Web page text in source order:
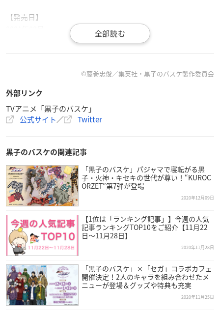
【発売日】
ゼッケン型外袋 約W80xH120mm
【生産エリア】
中国
ポリエステル100%
【バンダイ】黒子たちが着用するゼッケンをモチーフにし
たエコバッグが登場！
バッグを折り畳みころんとしたコンパクトな形で収納し、
付属のカラビナでストラップとして持ち歩くことも可能な
アイテムです。https://t.co/txQFwiANck
er.com/3JcMlPN95o
— アニメ黒子のバスケ (@kurobasanime)December 11, 2
020
©︎藤巻忠俊／集英社・黒子のバスケ製作委員会
外部リンク
TVアニメ「黒子のバスケ」
公式サイト／ Twitter
黒子のバスケの関連記事
「黒子のバスケ」パジャマで寝転がる黒
子・火神・キセキの世代が尊い！“KUROC
ORZET”第7弾が登場
2020年12月09日
【1位は「ランキング記事」】今週の人気
記事ランキングTOP10をご紹介【11月22
日～11月28日】
2020年11月28日
「黒子のバスケ」×「セガ」コラボカフェ
開催決定！2人のキャラを組み合わせたメ
ニューが登場＆グッズや特典も充実
2020年11月25日